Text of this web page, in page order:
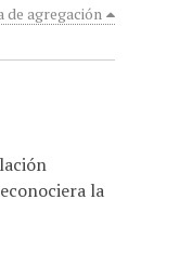
de agregación
la